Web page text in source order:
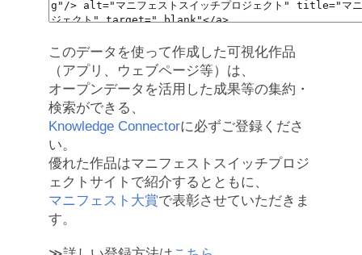
このデータを使って作成した可視化作品
（アプリ、ウェブページ等）は、
オープンデータを活用した成果等の集約・
検索ができる、
Knowledge Connectorに必ずご登録くださ
い。
優れた作品はマニフェストスイッチプロジ
ェクトサイトで紹介するとともに、
マニフェスト大賞で表彰させていただきま
す。